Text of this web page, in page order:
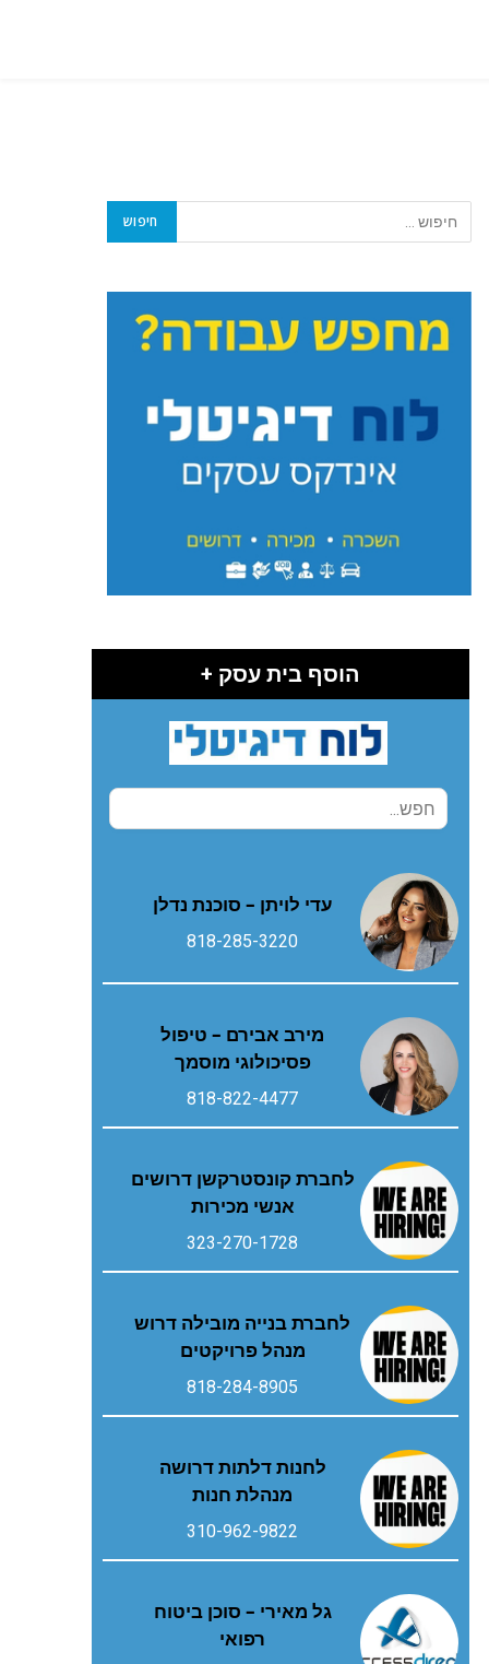
הוסף בית עסק +
עדי לויתן – סוכנת נדלן
818-285-3220
מירב אבירם – טיפול
פסיכולוגי מוסמך
818-822-4477
לחברת קונסטרקשן דרושים
אנשי מכירות
323-270-1728
לחברת בנייה מובילה דרוש
מנהל פרויקטים
818-284-8905
לחנות דלתות דרושה
מנהלת חנות
310-962-9822
גל מאירי – סוכן ביטוח
רפואי